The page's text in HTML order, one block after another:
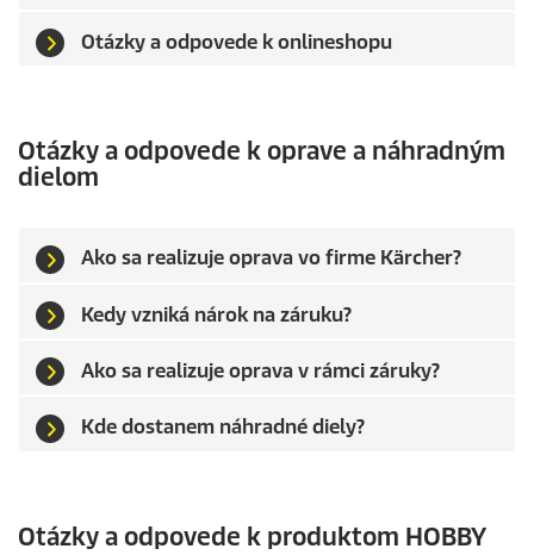
Otázky a odpovede k onlineshopu
Otázky a odpovede k oprave a náhradným
dielom
Ako sa realizuje oprava vo firme Kärcher?
Kedy vzniká nárok na záruku?
Ako sa realizuje oprava v rámci záruky?
Kde dostanem náhradné diely?
Otázky a odpovede k produktom HOBBY